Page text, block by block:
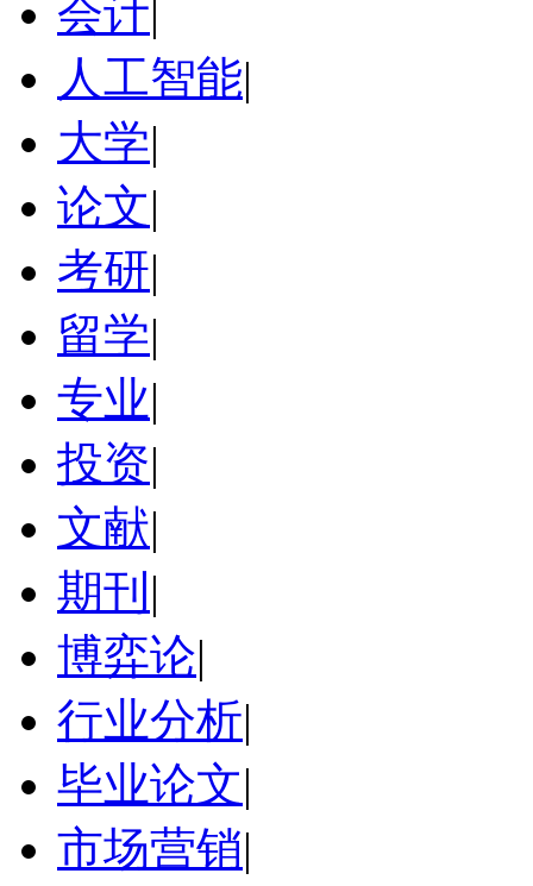
会计|
人工智能|
大学|
论文|
考研|
留学|
专业|
投资|
文献|
期刊 |
博弈论|
行业分析|
毕业论文|
市场营销|